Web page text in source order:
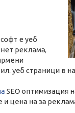
е уеб
реклама,
уеб страници в
SEO оптимизация
цена на за